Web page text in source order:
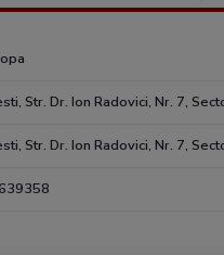
Str. Dr. Ion Radovici, Nr. 7,
Str. Dr. Ion Radovici, Nr. 7,